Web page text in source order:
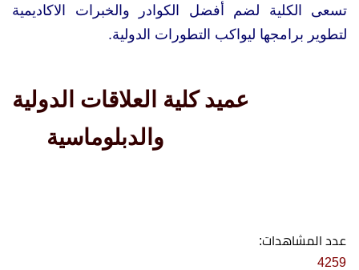
تسعى الكلية لضم أفضل الكوادر والخبرات الاكاديمية
لتطوير برامجها ليواكب التطورات الدولية.
عميد كلية العلاقات الدولية
والدبلوماسية
عدد المشاهدات:
4259